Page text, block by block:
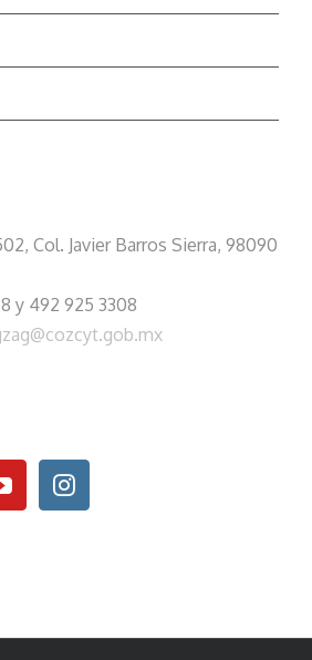
Col. Javier Barros Sierra, 98090
y 492 925 3308